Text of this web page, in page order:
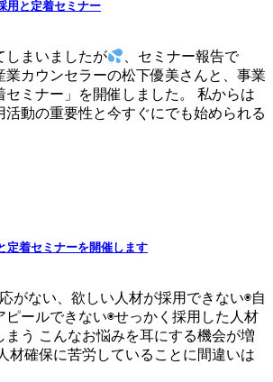
用と定着セミナー
しまいましたが
、セミナー報告で
業カウンセラーの松下優美さんと、事業
セミナー」を開催しました。 私からは
活動の重要性と今すぐにでも始められる
定着セミナーを開催します
がない、欲しい人材が採用できない◉自
ピールできない◉せっかく採用した人材
まう こんなお悩みを耳にする機会が増
材確保に苦労していることに間違いは